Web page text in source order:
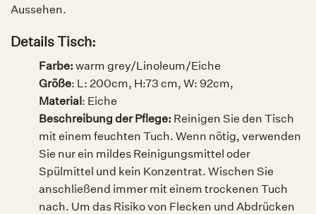
Aussehen.
Details Tisch:
Farbe: warm grey/Linoleum/Eiche
Größe: L: 200cm, H:73 cm, W: 92cm,
Material: Eiche
Beschreibung der Pflege: Reinigen Sie den Tisch
mit einem feuchten Tuch. Wenn nötig, verwenden
Sie nur ein mildes Reinigungsmittel oder
Spülmittel und kein Konzentrat. Wischen Sie
anschließend immer mit einem trockenen Tuch
nach. Um das Risiko von Flecken und Abdrücken